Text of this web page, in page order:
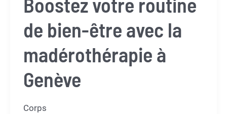
de bien-être avec la
madérothérapie à
Genève
Corps